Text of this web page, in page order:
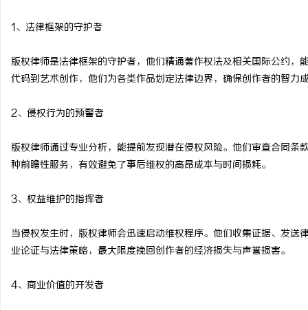
1、法律框架的守护者
版权律师是法律框架的守护者，他们精通著作权法及相关国际公约
代码到艺术创作，他们为各类作品划定法律边界，确保创作者的智力
2、侵权行为的预警者
版权律师通过专业分析，能提前发现潜在侵权风险。他们审查合同
种前瞻性服务，有效避免了事后维权的高昂成本与时间损耗。
3、权益维护的指挥者
当侵权发生时，版权律师会迅速启动维权程序。他们收集证据、发
业论证与法律策略，最大限度挽回创作者的经济损失与声誉损害。
4、商业价值的开发者